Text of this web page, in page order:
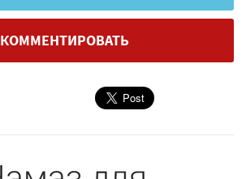
КОММЕНТИРОВАТЬ